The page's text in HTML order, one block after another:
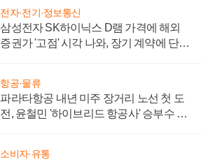
전자·전기·정보통신
삼성전자 SK하이닉스 D램 가격에 해외
증권가 '고점' 시각 나와, 장기 계약에 단점
항공·물류
파라타항공 내년 미주 장거리 노선 첫 도
전, 윤철민 '하이브리드 항공사' 승부수 통
소비자·유통